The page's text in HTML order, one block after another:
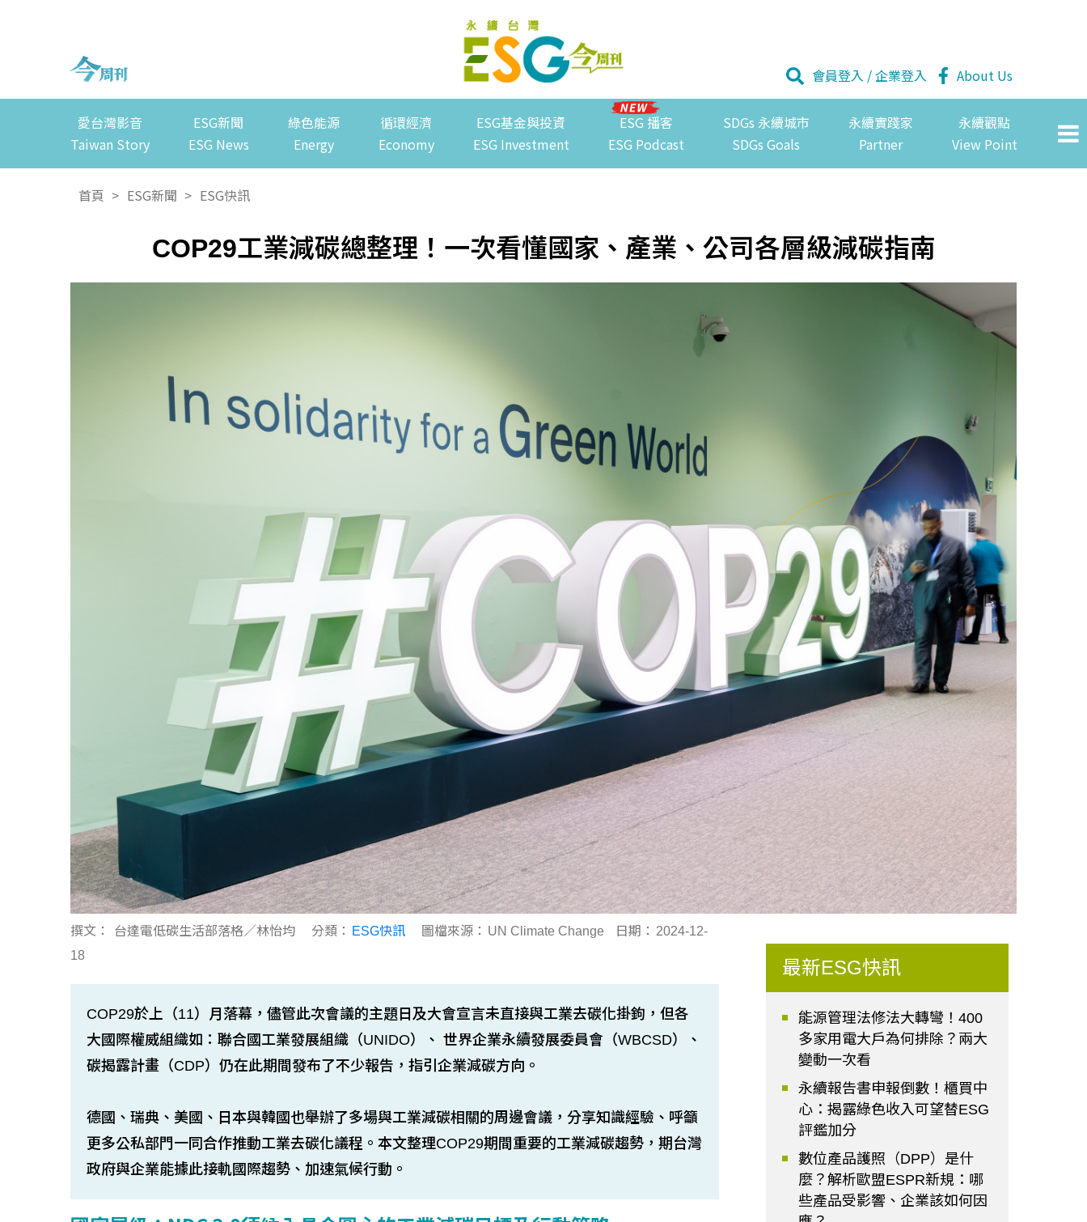
會員登入 /企業登入 About Us
愛台灣影音
Taiwan Story
ESG新聞
ESG News
綠色能源
Energy
循環經濟
Economy
ESG基金與投資
ESG Investment
ESG 播客
ESG Podcast
SDGs 永續城市
SDGs Goals
永續實踐家
Partner
永續觀點
View Point
首頁 > ESG新聞 > ESG快訊
COP29工業減碳總整理！一次看懂國家、產業、公司各層級減碳指南
撰文： 台達電低碳生活部落格／林怡均 分類： ESG快訊 圖檔來源： UN Climate Change 日期： 2024-12-
18
COP29於上（11）月落幕，儘管此次會議的主題日及大會宣言未直接與工業去碳化掛鉤，但各
大國際權威組織如：聯合國工業發展組織（UNIDO）、 世界企業永續發展委員會（WBCSD）、
碳揭露計畫（CDP）仍在此期間發布了不少報告，指引企業減碳方向。
德國、瑞典、美國、日本與韓國也舉辦了多場與工業減碳相關的周邊會議，分享知識經驗、呼籲
更多公私部門一同合作推動工業去碳化議程。本文整理COP29期間重要的工業減碳趨勢，期台灣
政府與企業能據此接軌國際趨勢、加速氣候行動。
最新ESG快訊
能源管理法修法大轉彎！400
多家用電大戶為何排除？兩大
變動一次看
永續報告書申報倒數！櫃買中
心：揭露綠色收入可望替ESG
評鑑加分
數位產品護照（DPP）是什
麼？解析歐盟ESPR新規：哪
些產品受影響、企業該如何因